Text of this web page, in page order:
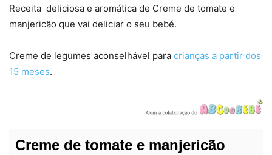
Receita deliciosa e aromática de Creme de tomate e
manjericão que vai deliciar o seu bebé.
Creme de legumes aconselhável para crianças a partir dos
15 meses.
Creme de tomate e manjericão